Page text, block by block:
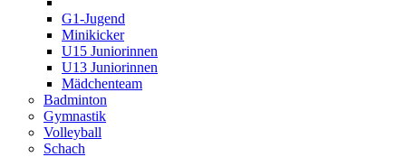
G1-Jugend
Minikicker
U15 Juniorinnen
U13 Juniorinnen
Mädchenteam
Badminton
Gymnastik
Volleyball
Schach